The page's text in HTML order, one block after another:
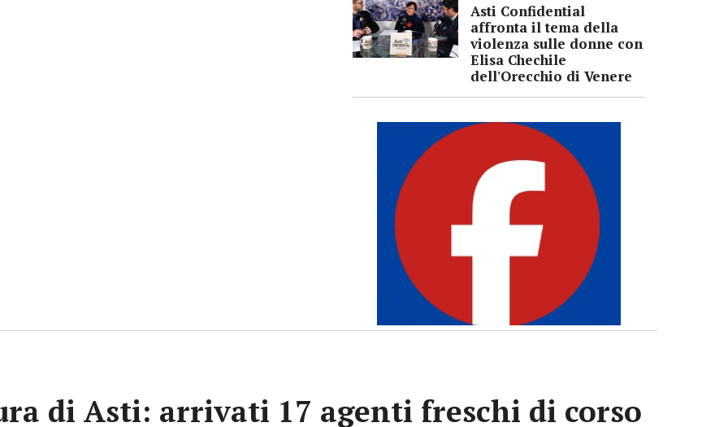
Asti Confidential
affronta il tema della
violenza sulle donne con
Elisa Chechile
dell'Orecchio di Venere
di Asti: arrivati 17 agenti freschi di corso